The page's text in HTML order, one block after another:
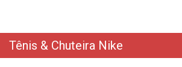
Tênis & Chuteira Nike